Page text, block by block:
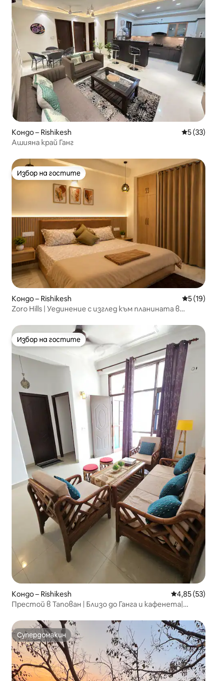
Кондо – Rishikesh Средна
5 (33)
Ашияна край Ганг
Избор на гостите
Избор на гостите
Кондо – Rishikesh Средна
5 (19)
Zoro Hills | Уединение с изглед към планината в
Избор на гостите
Избор на гостите
Кондо – Rishikesh Средна
4,85 (53)
Престой в Тапован | Близо до Ганга и кафенета|
Супердомакин
Супердомакин